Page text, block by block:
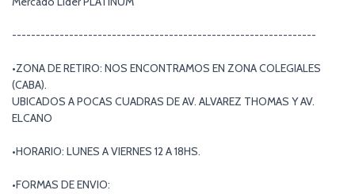
----------------------------------------------------------------
•ZONA DE RETIRO: NOS ENCONTRAMOS EN ZONA COLEGIALES
(CABA).
UBICADOS A POCAS CUADRAS DE AV. ALVAREZ THOMAS Y AV.
ELCANO
•HORARIO: LUNES A VIERNES 12 A 18HS.
•FORMAS DE ENVIO: